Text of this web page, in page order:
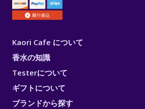
Kaori Cafe について
香水の知識
Testerについて
ギフトについて
ブランドから探す